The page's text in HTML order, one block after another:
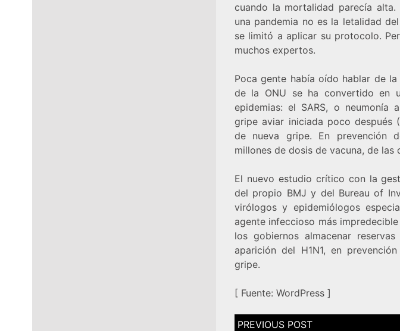
cuando la mortalidad parecía
una pandemia no es la letalidad
se limitó a aplicar su protocolo.
muchos expertos.
Poca gente había oído hablar de
de la ONU se ha convertido en
epidemias: el SARS, o
gripe aviar iniciada poco después
de nueva gripe. En prevención
millones de dosis de vacuna, de las
El nuevo estudio crítico con la
del propio BMJ y del Bureau of
virólogos y epidemiólogos
agente infeccioso más
los gobiernos almacenar
aparición del H1N1, en
gripe.
[ Fuente: WordPress]
Navegación